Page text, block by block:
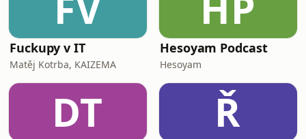
Fuckupy v IT
Matěj Kotrba, KAIZEMA
Hesoyam Podcast
Hesoyam
DT Ř